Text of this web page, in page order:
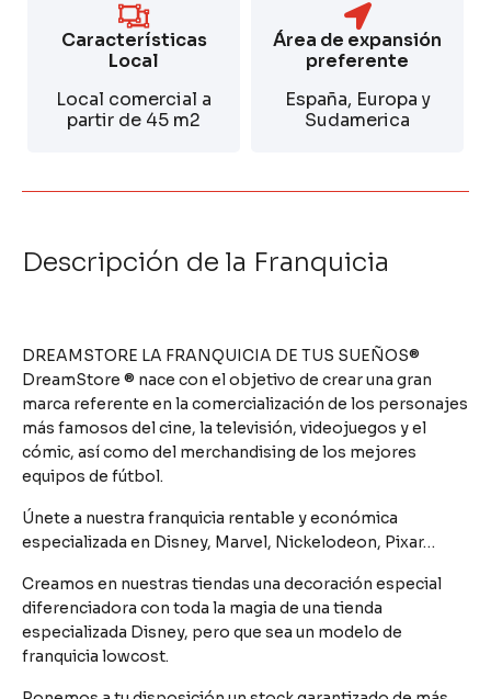
Características
Local
Local comercial a
partir de 45 m2
Área de expansión
preferente
España, Europa y
Sudamerica
Descripción de la Franquicia
DREAMSTORE LA FRANQUICIA DE TUS SUEÑOS®
DreamStore ® nace con el objetivo de crear una gran
marca referente en la comercialización de los personajes
más famosos del cine, la televisión, videojuegos y el
cómic, así como del merchandising de los mejores
equipos de fútbol.
Únete a nuestra franquicia rentable y económica
especializada en Disney, Marvel, Nickelodeon, Pixar…
Creamos en nuestras tiendas una decoración especial
diferenciadora con toda la magia de una tienda
especializada Disney, pero que sea un modelo de
franquicia lowcost.